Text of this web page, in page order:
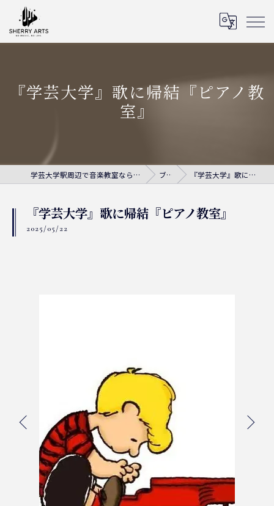
『学芸大学』歌に帰結『ピアノ教
室』
学芸大学駅周辺で音楽教室ならシェリー・アーツ音楽教室 ブログ 『学芸大学』歌に帰結『ピアノ教室』
『学芸大学』歌に帰結『ピアノ教室』
2025/05/22